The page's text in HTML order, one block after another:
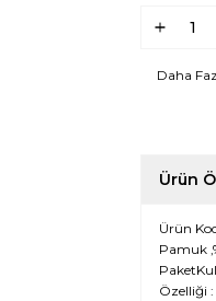
Daha
Ürün
Ürün
Pamuk
Özelliği